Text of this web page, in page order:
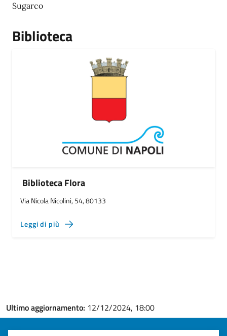
Sugarco
Biblioteca
Biblioteca Flora
Via Nicola Nicolini, 54, 80133
Leggi di più
Ultimo aggiornamento: 12/12/2024, 18:00